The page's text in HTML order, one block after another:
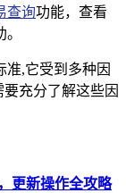
查询功能，查看
准,它受到多种因
充分了解这些因
更新操作全攻略